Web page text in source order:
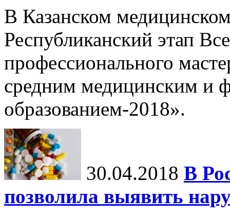
В Казанском
Республиканский этап
профессионального
средним медицинским и
образованием-2018».
30.04.2018 В
позволила выявить